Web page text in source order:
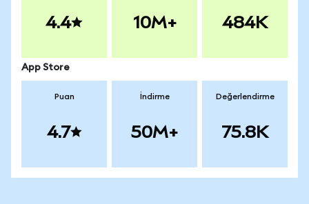
4.4 10M+ 484K
App Store
Puan
4.7
İndirme
50M+
Değerlendirme
75.8K